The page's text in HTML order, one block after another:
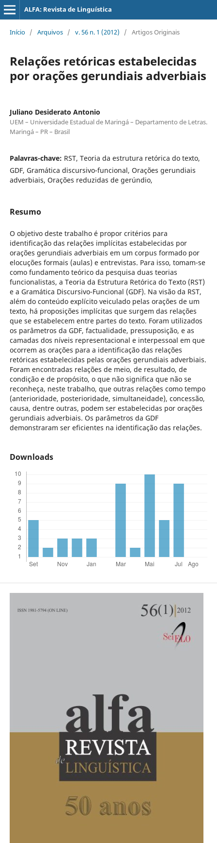
ALFA: Revista de Linguística
Início / Arquivos / v. 56 n. 1 (2012) / Artigos Originais
Relações retóricas estabelecidas
por orações gerundiais adverbiais
Juliano Desiderato Antonio
UEM – Universidade Estadual de Maringá – Departamento de Letras.
Maringá – PR – Brasil
Palavras-chave: RST, Teoria da estrutura retórica do texto,
GDF, Gramática discursivo-funcional, Orações gerundiais
adverbiais, Orações reduzidas de gerúndio,
Resumo
O objetivo deste trabalho é propor critérios para
identificação das relações implícitas estabelecidas por
orações gerundiais adverbiais em um corpus formado por
elocuções formais (aulas) e entrevistas. Para isso, tomam-se
como fundamento teórico da pesquisa duas teorias
funcionalistas, a Teoria da Estrutura Retórica do Texto (RST)
e a Gramática Discursivo-Funcional (GDF). Na visão da RST,
além do conteúdo explícito veiculado pelas orações de um
texto, há proposições implícitas que surgem das relações
que se estabelecem entre partes do texto. Foram utilizados
os parâmetros da GDF, factualidade, pressuposição, e as
camadas dos níveis representacional e interpessoal em que
ocorrem as orações para a identificação das relações
retóricas estabelecidas pelas orações gerundiais adverbiais.
Foram encontradas relações de meio, de resultado, de
condição e de propósito, o que não significa que não se
reconheça, neste trabalho, que outras relações como tempo
(anterioridade, posterioridade, simultaneidade), concessão,
causa, dentre outras, podem ser estabelecidas por orações
gerundiais adverbiais. Os parâmetros da GDF
demonstraram ser eficientes na identificação das relações.
Downloads